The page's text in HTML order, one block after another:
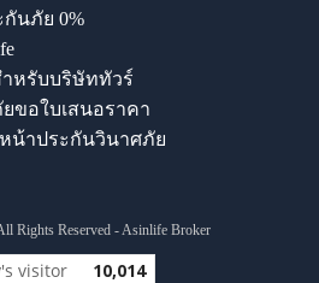
กันภัย 0%
หรับบริษัททัวร์
ขอใบเสนอราคา
น้าประกันวินาศภัย
Rights Reserved - Asinlife Broker
visitor 10,014